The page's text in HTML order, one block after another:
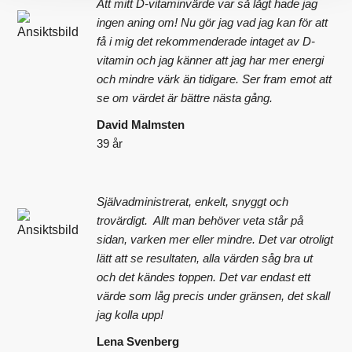
Att mitt D-vitaminvärde var så lågt hade jag
ingen aning om! Nu gör jag vad jag kan för att
få i mig det rekommenderade intaget av D-
vitamin och jag känner att jag har mer energi
och mindre värk än tidigare. Ser fram emot att
se om värdet är bättre nästa gång.
David Malmsten
39 år
Självadministrerat, enkelt, snyggt och
trovärdigt. Allt man behöver veta står på
sidan, varken mer eller mindre. Det var otroligt
lätt att se resultaten, alla värden såg bra ut
och det kändes toppen. Det var endast ett
värde som låg precis under gränsen, det skall
jag kolla upp!
Lena Svenberg